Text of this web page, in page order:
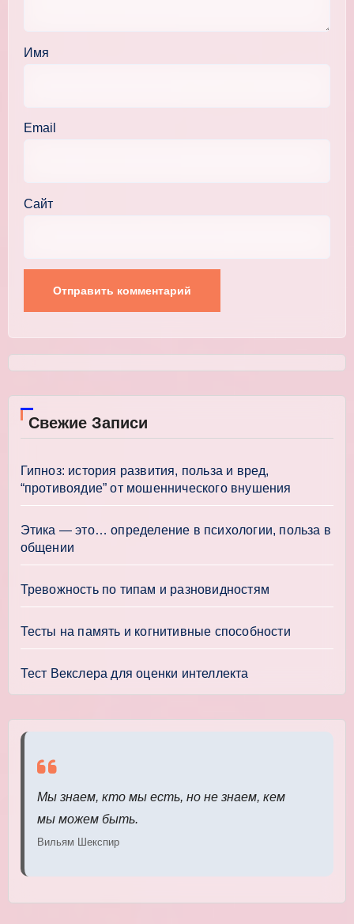
Имя
Email
Сайт
Свежие Записи
Гипноз: история развития, польза и вред,
“противоядие” от мошеннического внушения
Этика — это… определение в психологии, польза в
общении
Тревожность по типам и разновидностям
Тесты на память и когнитивные способности
Тест Векслера для оценки интеллекта
Мы знаем, кто мы есть, но не знаем, кем
мы можем быть.
Вильям Шекспир